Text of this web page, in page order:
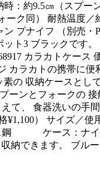
9.5㎝（スプーン
ーク同） 耐熱温度
プナイフ （別売・
ト3 ブラックです
カラカトケース
カラカトの携帯に
の 収納ケースとし
ーンとフォークの
て、 食器洗いの手
格¥1,100） サイ
ース：ナイロン
納できます。 ブル